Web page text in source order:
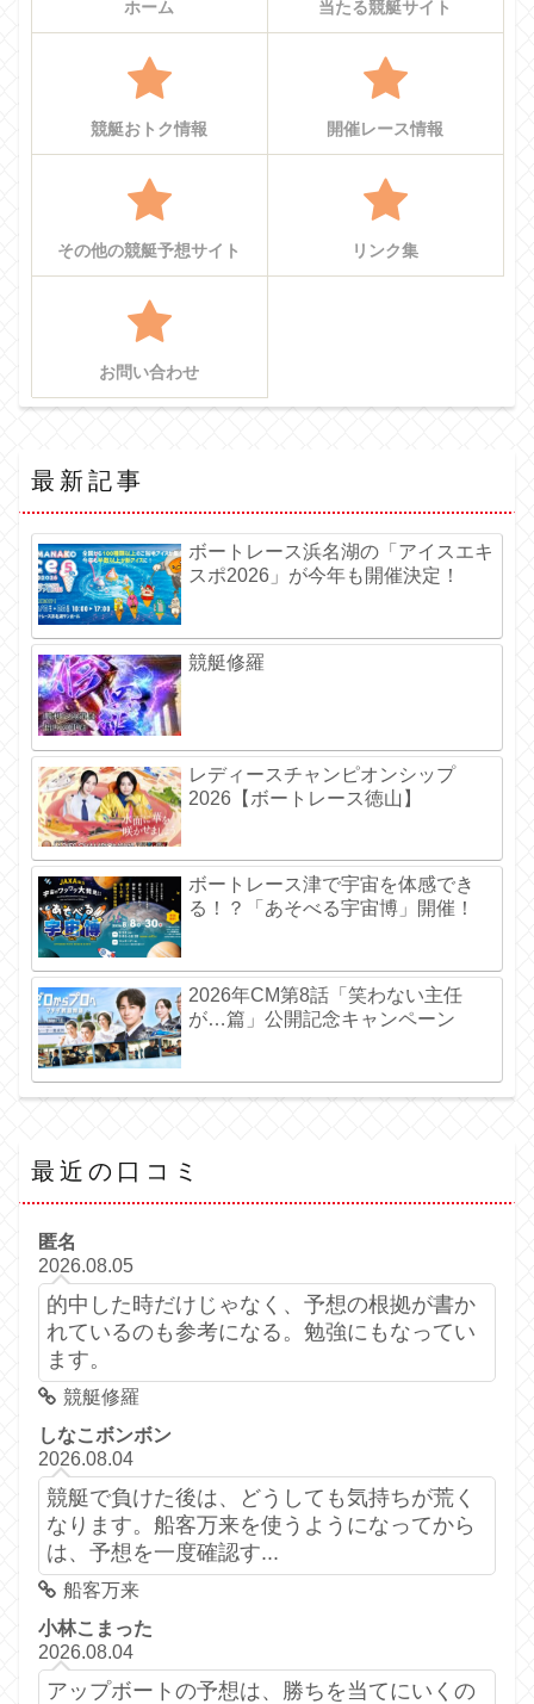
ホーム 当たる競艇サイト
競艇おトク情報 開催レース情報
その他の競艇予想サイト リンク集
お問い合わせ
最新記事
ボートレース浜名湖の「アイスエキ
スポ2026」が今年も開催決定！
競艇修羅
レディースチャンピオンシップ
2026【ボートレース徳山】
ボートレース津で宇宙を体感でき
る！？「あそべる宇宙博」開催！
2026年CM第8話「笑わない主任
が…篇」公開記念キャンペーン
最近の口コミ
匿名
2026.08.05
的中した時だけじゃなく、予想の根拠が書か
れているのも参考になる。勉強にもなってい
ます。
競艇修羅
しなこボンボン
2026.08.04
競艇で負けた後は、どうしても気持ちが荒く
なります。船客万来を使うようになってから
は、予想を一度確認す...
船客万来
小林こまった
2026.08.04
アップボートの予想は、勝ちを当てにいくの